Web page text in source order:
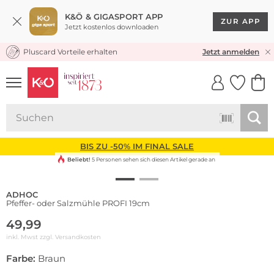
K&Ö & GIGASPORT APP
Jetzt kostenlos downloaden
ZUR APP
KOSTENLOSER VERSAND* & RÜCKVERSAND
Pluscard Vorteile erhalten Jetzt anmelden
UNSERE APP
CLICK &
BIS ZU -50% IM FINAL SALE
Beliebt! 5 Personen sehen sich diesen Artikel gerade an
ADHOC
Pfeffer- oder Salzmühle PROFI 19cm
49,99
inkl. Mwst zzgl. Versandkosten
Farbe: Braun